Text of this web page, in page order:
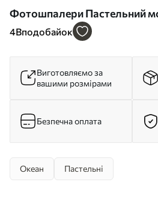
Фотошпалери Пастельний
хмарами та
4Вподобайок
Виготовляємо за
вашими розмірами
Безпечна оплата
Океан Пастельні